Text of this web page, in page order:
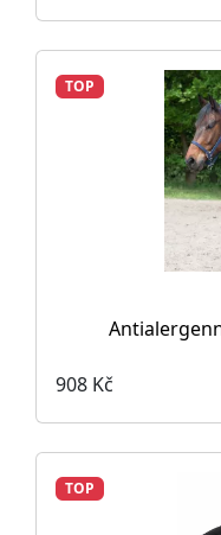
TOP
908 Kč
TOP